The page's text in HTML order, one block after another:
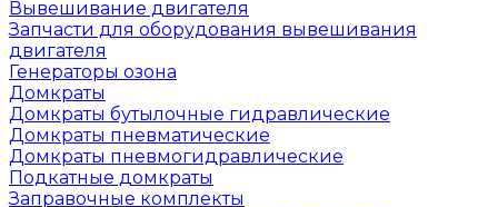
Вывешивание двигателя
Запчасти для оборудования вывешивания
двигателя
Генераторы озона
Домкраты
Домкраты бутылочные гидравлические
Домкраты пневматические
Домкраты пневмогидравлические
Подкатные домкраты
Заправочные комплекты